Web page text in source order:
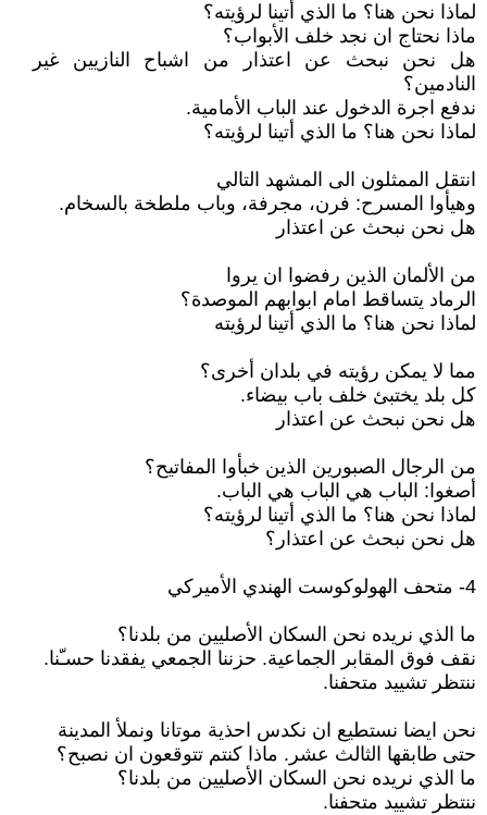
لماذا نحن هنا؟ ما الذي أتينا لرؤيته؟
ماذا نحتاج ان نجد خلف الأبواب؟
هل نحن نبحث عن اعتذار من اشباح النازيين غير
النادمين؟
ندفع اجرة الدخول عند الباب الأمامية.
لماذا نحن هنا؟ ما الذي أتينا لرؤيته؟
انتقل الممثلون الى المشهد التالي
وهيأوا المسرح: فرن، مجرفة، وباب ملطخة بالسخام.
هل نحن نبحث عن اعتذار
من الألمان الذين رفضوا ان يروا
الرماد يتساقط امام ابوابهم الموصدة؟
لماذا نحن هنا؟ ما الذي أتينا لرؤيته
مما لا يمكن رؤيته في بلدان أخرى؟
كل بلد يختبئ خلف باب بيضاء.
هل نحن نبحث عن اعتذار
من الرجال الصبورين الذين خبأوا المفاتيح؟
أصغوا: الباب هي الباب هي الباب.
لماذا نحن هنا؟ ما الذي أتينا لرؤيته؟
هل نحن نبحث عن اعتذار؟
4- متحف الهولوكوست الهندي الأميركي
ما الذي نريده نحن السكان الأصليين من بلدنا؟
نقف فوق المقابر الجماعية. حزننا الجمعي يفقدنا حسـّنا.
ننتظر تشييد متحفنا.
نحن ايضا نستطيع ان نكدس احذية موتانا ونملأ المدينة
حتى طابقها الثالث عشر. ماذا كنتم تتوقعون ان نصبح؟
ما الذي نريده نحن السكان الأصليين من بلدنا؟
ننتظر تشييد متحفنا.